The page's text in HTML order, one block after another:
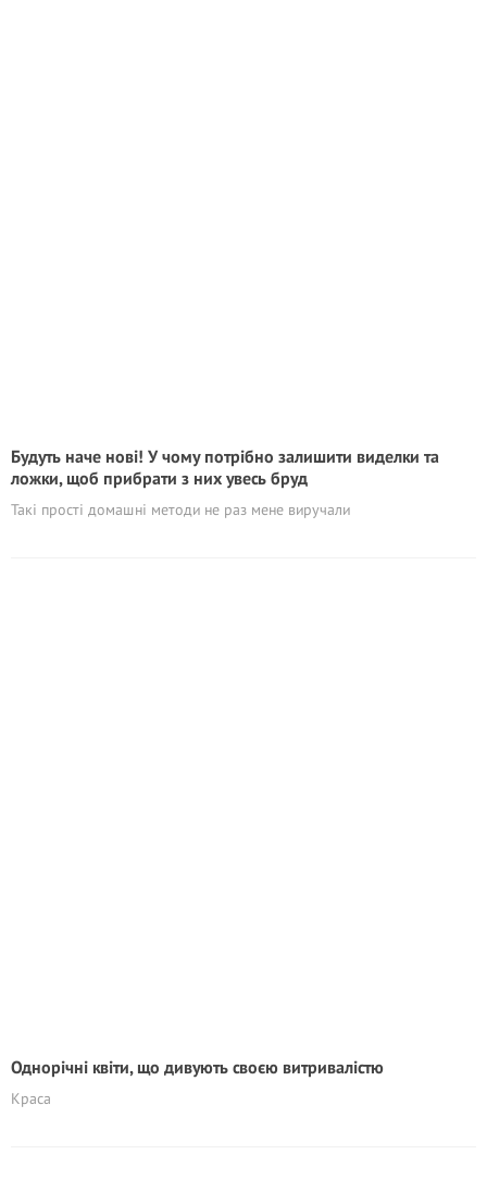
Будуть наче нові! У чому потрібно залишити виделки та
ложки, щоб прибрати з них увесь бруд
Такі прості домашні методи не раз мене виручали
Однорічні квіти, що дивують своєю витривалістю
Краса